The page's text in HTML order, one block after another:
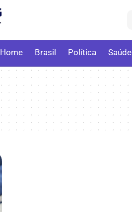
Home Brasil Política Saúde